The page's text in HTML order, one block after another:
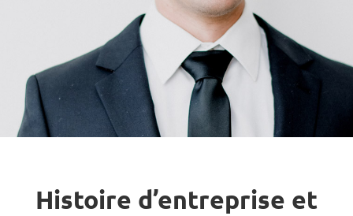
Histoire d’entreprise et